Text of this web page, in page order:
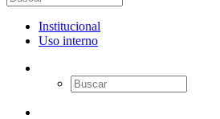
Institucional
Uso interno